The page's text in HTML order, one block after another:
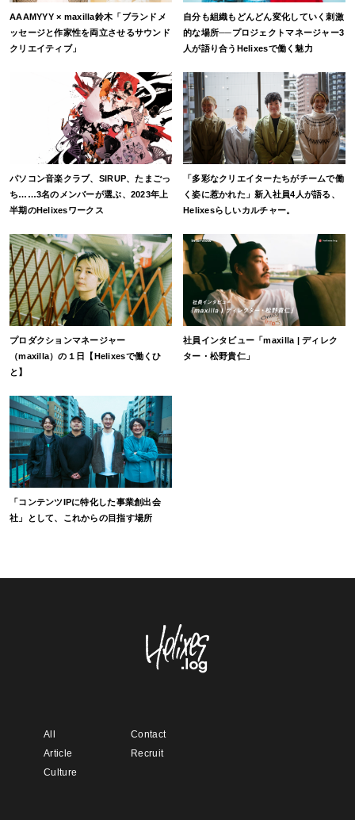
AAAMYYY × maxilla鈴木「ブランドメ
ッセージと作家性を両立させるサウンド
クリエイティブ」
自分も組織もどんどん変化していく刺激
的な場所──プロジェクトマネージャー3
人が語り合うHelixesで働く魅力
パソコン音楽クラブ、SIRUP、たまごっ
ち……3名のメンバーが選ぶ、2023年上
半期のHelixesワークス
「多彩なクリエイターたちがチームで働
く姿に惹かれた」新入社員4人が語る、
Helixesらしいカルチャー。
プロダクションマネージャー
（maxilla）の１日【Helixesで働くひ
と】
社員インタビュー「maxilla | ディレク
ター・松野貴仁」
「コンテンツIPに特化した事業創出会
社」として、これからの目指す場所
All
Article
Culture
Contact
Recruit